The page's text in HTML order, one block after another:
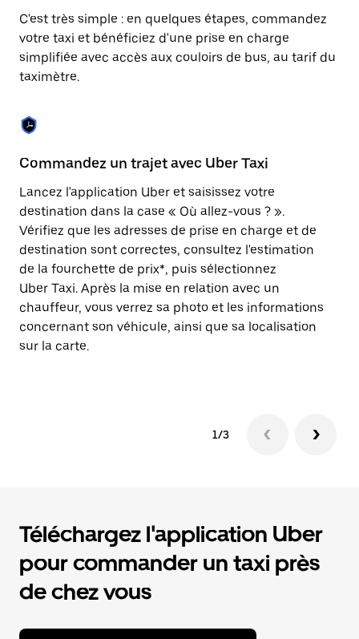
une
date.
Appuyez
sur
la
pour
fermer
calendrier.
C'est très simple : en quelques étapes, commandez
votre taxi et bénéficiez d'une prise en charge
simplifiée avec accès aux couloirs de bus, au tarif du
taximètre.
Commandez un trajet avec Uber Taxi
Lancez l'application Uber et saisissez votre
destination dans la case « Où allez-vous ? ».
Vérifiez que les adresses de prise en charge et de
destination sont correctes, consultez l'estimation
de la fourchette de prix*, puis sélectionnez
Uber Taxi. Après la mise en relation avec un
chauffeur, vous verrez sa photo et les informations
concernant son véhicule, ainsi que sa localisation
sur la carte.
1/3
Téléchargez l'application Uber
pour commander un taxi près
de chez vous